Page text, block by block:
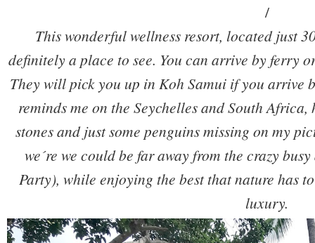
/
This wonderful wellness resort, located just
definitely a place to see. You can arrive by ferry
They will pick you up in Koh Samui if you arrive
reminds me on the Seychelles and South
stones and just some penguins missing on my
we´re we could be far away from the crazy
Party), while enjoying the best that nature has
luxury.